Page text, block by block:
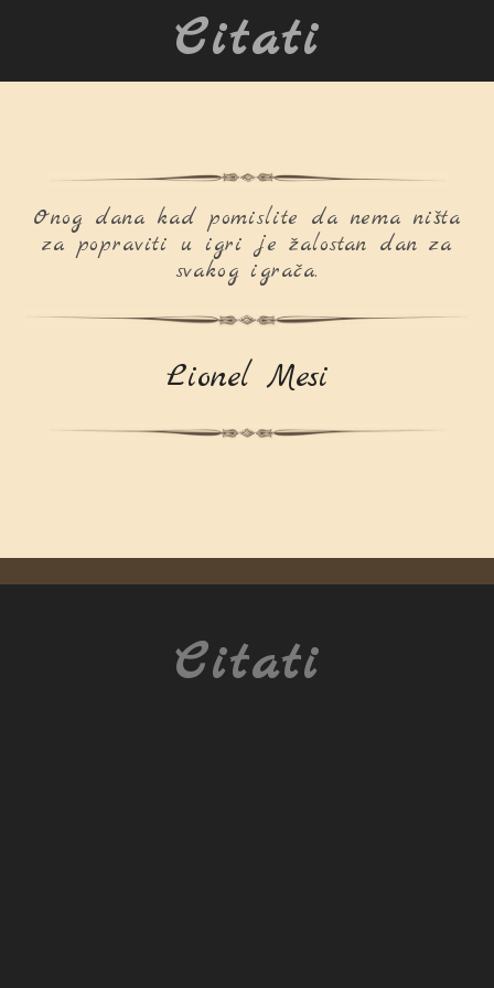
Citati
Onog dana kad pomislite da nema ništa
za popraviti u igri je žalostan dan za
svakog igrača.
Lionel Mesi
Citati